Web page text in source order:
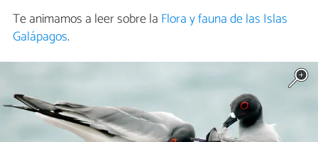
Te animamos a leer sobre la Flora y fauna de las Islas
Galápagos.